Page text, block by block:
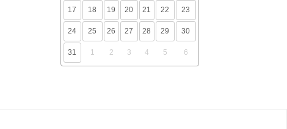
17 18 19 20 21 22 23
24 25 26 27 28 29 30
31 1 2 3 4 5 6